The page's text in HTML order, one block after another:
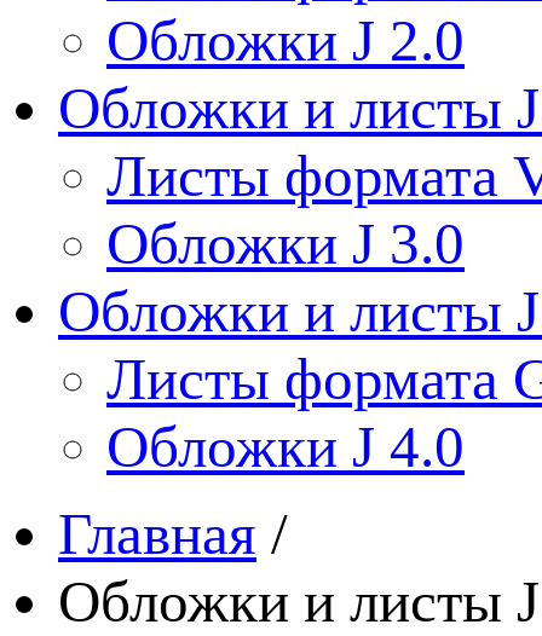
Обложки J 2.0
Обложки и листы
Листы формата
Обложки J 3.0
Обложки и листы
Листы формата
Обложки J 4.0
Главная /
Обложки и листы